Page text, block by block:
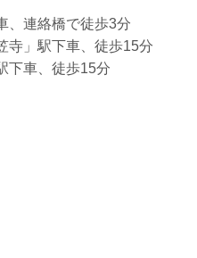
、連絡橋で徒歩3分
寺」駅下車、徒歩15分
下車、徒歩15分